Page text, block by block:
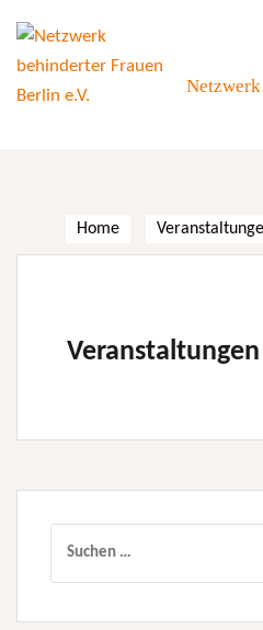
content
Home
Veranstaltungen